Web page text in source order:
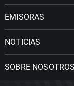
EMISORAS
NOTICIAS
SOBRE NOSOTROS